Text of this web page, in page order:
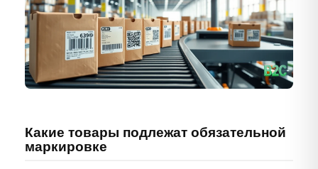
Какие товары подлежат обязательной
маркировке